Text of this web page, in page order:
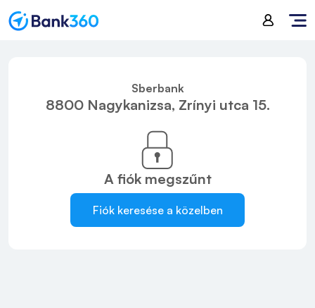
Sberbank
8800 Nagykanizsa, Zrínyi utca 15.
A fiók megszűnt
Fiók keresése a közelben